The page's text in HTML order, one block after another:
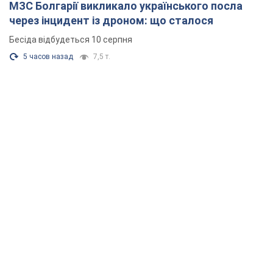
МЗС Болгарії викликало українського посла
через інцидент із дроном: що сталося
Бесіда відбудеться 10 серпня
5 часов назад 7,5 т.